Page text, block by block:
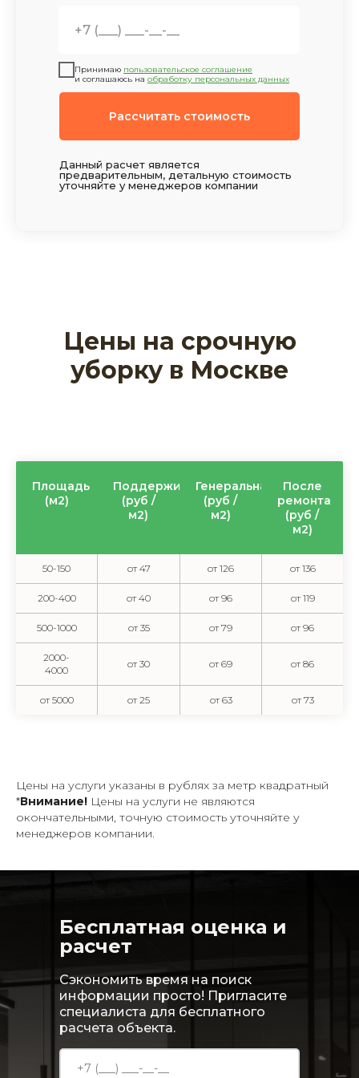
Принимаю пользовательское соглашение
и соглашаюсь на обработку персональных данных
Рассчитать стоимость
Данный расчет является
предварительным, детальную стоимость
уточняйте у менеджеров компании
Цены на срочную
уборку в Москве
Площадь
(м2)
Поддерживающая
(руб /
м2)
Генеральная
(руб /
м2)
После
ремонта
(руб /
м2)
50-150 от 47 от 126 от 136
200-400 от 40 от 96 от 119
500-1000 от 35 от 79 от 96
2000-
4000
от 30 от 69 от 86
от 5000 от 25 от 63 от 73
Цены на услуги указаны в рублях за метр квадратный
*Внимание! Цены на услуги не являются
окончательными, точную стоимость уточняйте у
менеджеров компании.
Бесплатная оценка и
расчет
Сэкономить время на поиск
информации просто! Пригласите
специалиста для бесплатного
расчета объекта.